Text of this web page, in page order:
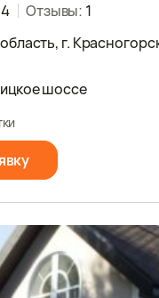
4 Отзывы: 1
г.
шоссе